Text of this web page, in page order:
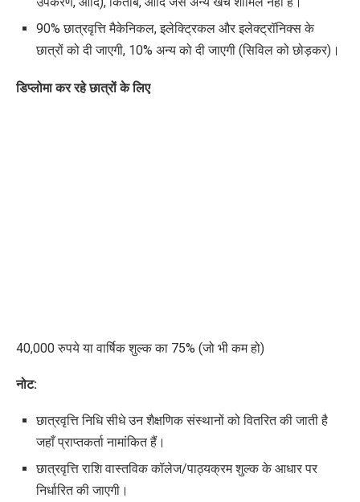
90% छात्रवृत्ति मैकेनिकल, इलेक्ट्रिकल और इलेक्ट्रॉनिक्स के
छात्रों को दी जाएगी, 10% अन्य को दी जाएगी (सिविल को छोड़कर)।
डिप्लोमा कर रहे छात्रों के लिए
40,000 रुपये या वार्षिक शुल्क का 75% (जो भी कम हो)
नोट:
छात्रवृत्ति निधि सीधे उन शैक्षणिक संस्थानों को वितरित की जाती है
जहाँ प्राप्तकर्ता नामांकित हैं।
छात्रवृत्ति राशि वास्तविक कॉलेज/पाठ्यक्रम शुल्क के आधार पर
निर्धारित की जाएगी।